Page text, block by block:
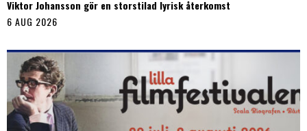
Viktor Johansson gör en storstilad lyrisk återkomst
6 AUG 2026